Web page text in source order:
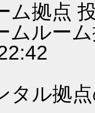
ム拠点
ルー
ル拠